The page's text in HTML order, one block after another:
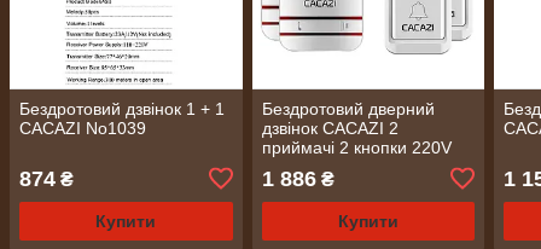
Бездротовий дзвінок 1 + 1
CACAZI No1039
874 ₴
Купити
Бездротовий дверний
дзвінок CACAZI 2
приймачі 2 кнопки 220V
1 886₴
Купити
1